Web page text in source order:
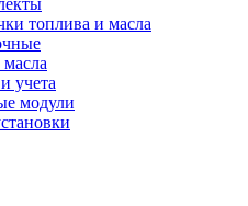
топлива и масла
учета
модули